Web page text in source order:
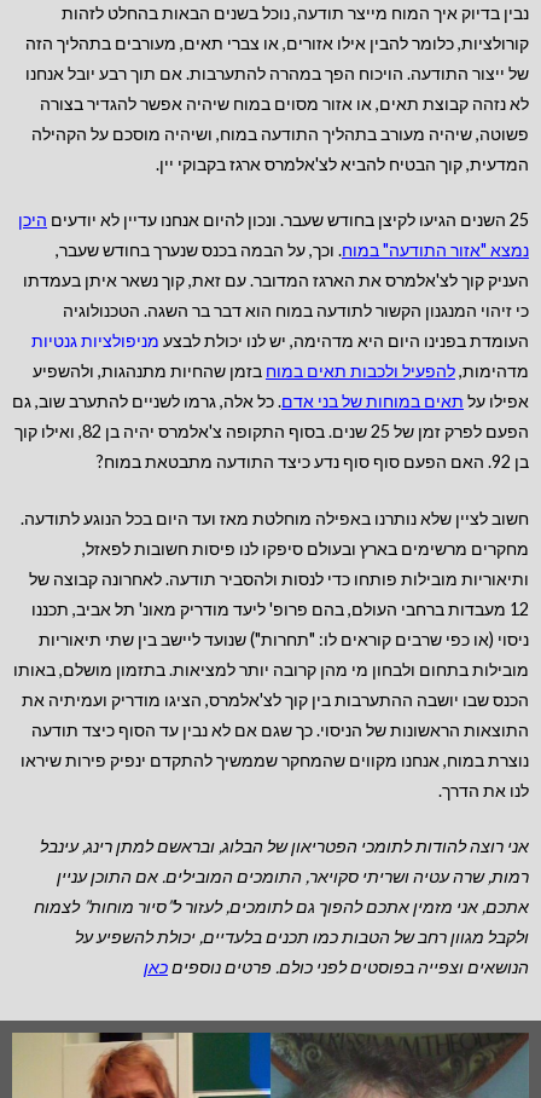
נבין בדיוק איך המוח מייצר תודעה, נוכל בשנים הבאות בהחלט לזהות
קורולציות, כלומר להבין אילו אזורים, או צברי תאים, מעורבים בתהליך הזה
של ייצור התודעה. הויכוח הפך במהרה להתערבות. אם תוך רבע יובל אנחנו
לא נזהה קבוצת תאים, או אזור מסוים במוח שיהיה אפשר להגדיר בצורה
פשוטה, שיהיה מעורב בתהליך התודעה במוח, ושיהיה מוסכם על הקהילה
המדעית, קוך הבטיח להביא לצ'אלמרס ארגז בקבוקי יין.
25 השנים הגיעו לקיצן בחודש שעבר. ונכון להיום אנחנו עדיין לא יודעים
היכן
נמצא "אזור התודעה" במוח. וכך, על הבמה בכנס שנערך בחודש שעבר,
העניק קוך לצ'אלמרס את הארגז המדובר. עם זאת, קוך נשאר איתן בעמדתו
כי זיהוי המנגנון הקשור לתודעה במוח הוא דבר בר השגה. הטכנולוגיה
העומדת בפנינו היום היא מדהימה, יש לנו יכולת לבצע מניפולציות גנטיות
מדהימות,להפעיל ולכבות תאים במוח בזמן שהחיות מתנהגות, ולהשפיע
אפילו על תאים במוחות של בני אדם. כל אלה, גרמו לשניים להתערב שוב, גם
הפעם לפרק זמן של 25 שנים. בסוף התקופה צ'אלמרס יהיה בן 82, ואילו קוך
בן 92. האם הפעם סוף סוף נדע כיצד התודעה מתבטאת במוח?
חשוב לציין שלא נותרנו באפילה מוחלטת מאז ועד היום בכל הנוגע לתודעה.
מחקרים מרשימים בארץ ובעולם סיפקו לנו פיסות חשובות לפאזל,
ותיאוריות מובילות פותחו כדי לנסות ולהסביר תודעה. לאחרונה קבוצה של
12 מעבדות ברחבי העולם, בהם פרופ' ליעד מודריק מאונ' תל אביב, תכננו
ניסוי (או כפי שרבים קוראים לו: "תחרות") שנועד ליישב בין שתי תיאוריות
מובילות בתחום ולבחון מי מהן קרובה יותר למציאות. בתזמון מושלם, באותו
הכנס שבו יושבה ההתערבות בין קוך לצ'אלמרס, הציגו מודריק ועמיתיה את
התוצאות הראשונות של הניסוי. כך שגם אם לא נבין עד הסוף כיצד תודעה
נוצרת במוח, אנחנו מקווים שהמחקר שממשיך להתקדם ינפיק פירות שיראו
לנו את הדרך.
אני רוצה להודות לתומכי הפטריאון של הבלוג, ובראשם למתן רינג, עינבל
רמות, שרה עטיה ושריתי סקויאר, התומכים המובילים.אם התוכן עניין
אתכם, אני מזמין אתכם להפוך גם לתומכים, לעזור ל”סיור מוחות” לצמוח
ולקבל מגוון רחב של הטבות כמו תכנים בלעדיים, יכולת להשפיע על
הנושאים וצפייה בפוסטים לפני כולם. פרטים נוספיםכאן